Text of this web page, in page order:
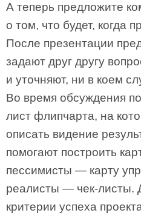
А теперь предложите
о том, что будет, когда
После презентации
задают друг другу
и уточняют, ни в коем
Во время обсуждения
лист флипчарта, на
описать видение
помогают построить
пессимисты — карту
реалисты — чек-листы.
критерии успеха